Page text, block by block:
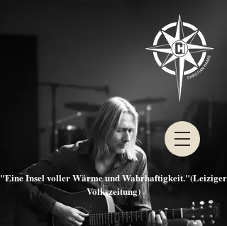
"Eine Insel voller Wärme und Wahrhaftigkeit."(Leiziger
Volkszeitung)